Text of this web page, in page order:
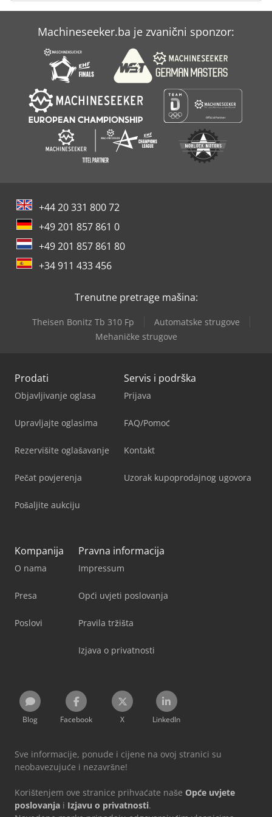
Case Ih Mx 150
Case Ih Mx 230
Case Ih Mxm 130
Machineseeker.ba je zvanični sponzor:
+44 20 331 800 72
+49 201 857 861 0
+49 201 857 861 80
+34 911 433 456
Trenutne pretrage mašina:
Theisen Bonitz Tb 310 Fp
Automatske strugove
Mehaničke strugove
Prodati
Objavljivanje oglasa
Upravljajte oglasima
Rezervišite oglašavanje
Pečat povjerenja
Pošaljite aukciju
Servis i podrška
Prijava
FAQ/Pomoć
Kontakt
Uzorak kupoprodajnog ugovora
Kompanija
O nama
Presa
Poslovi
Pravna informacija
Impressum
Opći uvjeti poslovanja
Pravila tržišta
Izjava o privatnosti
Blog Facebook X LinkedIn
Sve informacije, ponude i cijene na ovoj stranici su
neobavezujuće i nezavršne!
Korištenjem ove stranice prihvaćate naše Opće uvjete
poslovanja i Izjavu o privatnosti.